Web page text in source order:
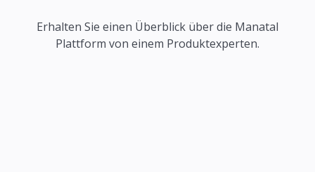
Erhalten Sie einen Überblick über die Manatal
Plattform von einem Produktexperten.